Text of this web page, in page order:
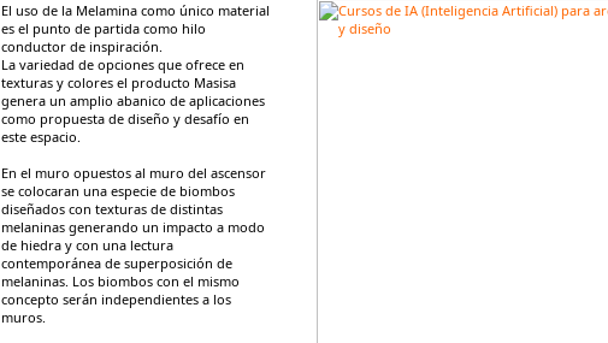
El uso de la Melamina como único material
es el punto de partida como hilo
conductor de inspiración.
La variedad de opciones que ofrece en
texturas y colores el producto Masisa
genera un amplio abanico de aplicaciones
como propuesta de diseño y desafío en
este espacio.
En el muro opuestos al muro del ascensor
se colocaran una especie de biombos
diseñados con texturas de distintas
melaninas generando un impacto a modo
de hiedra y con una lectura
contemporánea de superposición de
melaninas. Los biombos con el mismo
concepto serán independientes a los
muros.